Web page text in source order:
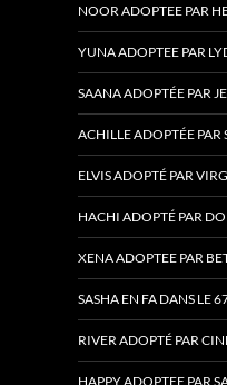
NOOR ADOPTEE PAR
YUNA ADOPTEE PAR
SAANA ADOPTÉE PAR
ACHILLE ADOPTÉE PAR
ELVIS ADOPTÉ PAR
HACHI ADOPTÉ PAR
XENA ADOPTEE PAR
SASHA EN FA DANS LE
RIVER ADOPTÉ PAR
HAPPY ADOPTEE PAR